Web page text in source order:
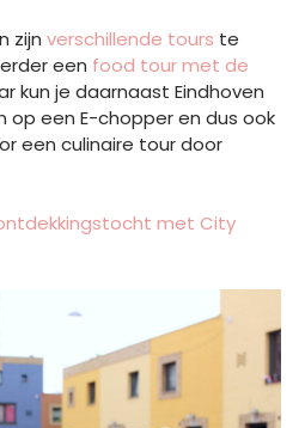
zijn verschillende tours te
een food tour met de
kun je daarnaast Eindhoven
op een E-chopper en dus ook
een culinaire tour door
met City